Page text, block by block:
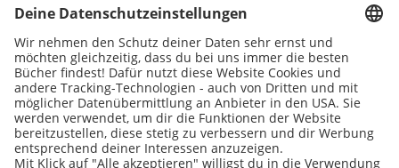
UNTERSTÜTZT VON
Eltern
Stiftung Lesen